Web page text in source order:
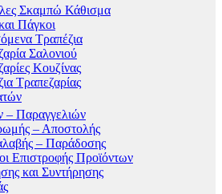
Σκαμπώ Κάθισμα
Πάγκοι
Τραπέζια
Σαλονιού
Κουζίνας
Τραπεζαρίας
– Παραγγελιών
– Αποστολής
– Παράδοσης
Επιστροφής Προϊόντων
και Συντήρησης